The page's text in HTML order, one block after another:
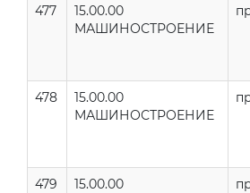
477
15.00.00
МАШИНОСТРОЕНИЕ
478
15.00.00
МАШИНОСТРОЕНИЕ
479
15.00.00